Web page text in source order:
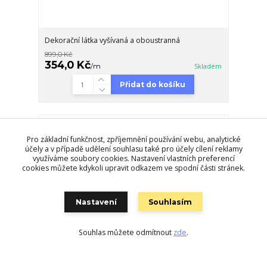
Dekorační látka vyšívaná a oboustranná
899,0 Kč
354,0 Kč/m Skladem
Přidat do košíku
Pro základní funkčnost, zpříjemnění používání webu, analytické
účely a v případě udělení souhlasu také pro účely cílení reklamy
využíváme soubory cookies. Nastavení vlastních preferencí
cookies můžete kdykoli upravit odkazem ve spodní části stránek.
Nastavení Souhlasím
Souhlas můžete odmítnout zde.